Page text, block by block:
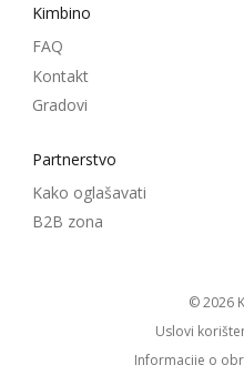
Kimbino
FAQ
Kontakt
Gradovi
Partnerstvo
Kako oglašavati
B2B zona
© 2026
Uslovi
Informacije o